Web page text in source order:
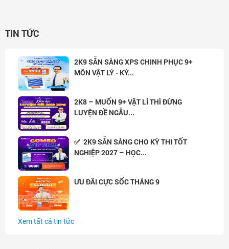
TIN TỨC
2K9 SẴN SÀNG XPS CHINH PHỤC 9+
MÔN VẬT LÝ - KỲ...
2K8 – MUỐN 9+ VẬT LÍ THÌ ĐỪNG
LUYỆN ĐỀ NGẪU...
✅ 2K9 SẴN SÀNG CHO KỲ THI TỐT
NGHIỆP 2027 – HỌC...
ƯU ĐÃI CỰC SỐC THÁNG 9
Xem tất cả tin tức